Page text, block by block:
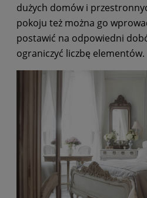
dużych domów i
pokoju też można go
postawić na odpowiedni
ograniczyć liczbę elementów.